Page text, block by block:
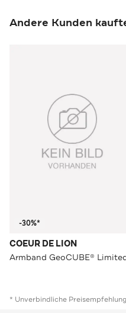
Andere Kunden
-30%*
COEUR DE LION
* Unverbindliche